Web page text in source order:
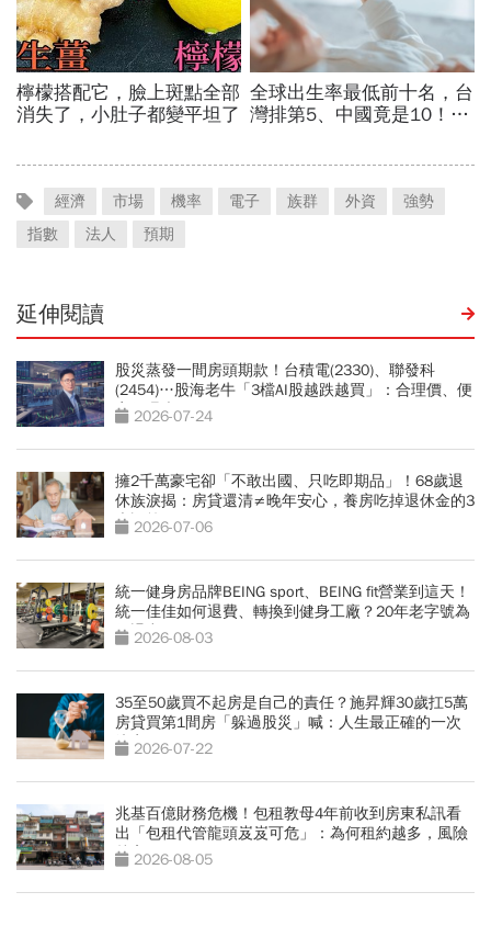
經濟 市場 機率 電子 族群 外資
強勢
指數
法人 預期
延伸閱讀
股災蒸發一間房頭期款！台積電(2330)、聯發科
(2454)…股海老牛「3檔AI股越跌越買」：合理價、便
宜價曝光
2026-07-24
擁2千萬豪宅卻「不敢出國、只吃即期品」！68歲退
休族淚揭：房貸還清≠晚年安心，養房吃掉退休金的3
大誤算
2026-07-06
統一健身房品牌BEING sport、BEING fit營業到這天！
統一佳佳如何退費、轉換到健身工廠？20年老字號為
何退出
2026-08-03
35至50歲買不起房是自己的責任？施昇輝30歲扛5萬
房貸買第1間房「躲過股災」喊：人生最正確的一次
決定2026-07-22
兆基百億財務危機！包租教母4年前收到房東私訊看
出「包租代管龍頭岌岌可危」：為何租約越多，風險
越高？
2026-08-05